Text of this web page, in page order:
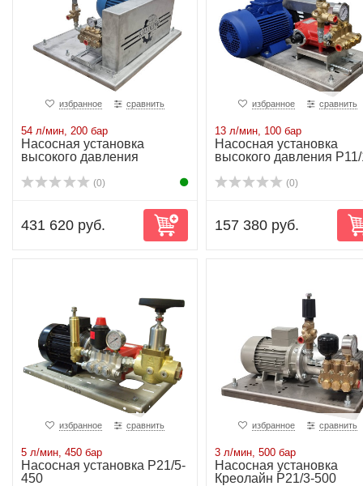
избранное сравнить
54 л/мин, 200 бар
Насосная установка
высокого давления
(0)
431 620 руб.
избранное сравнить
13 л/мин, 100 бар
Насосная установка
высокого давления
(0)
157 380 руб.
избранное сравнить
5 л/мин, 450 бар
Насосная установка P21/5-
450
избранное сравнить
3 л/мин, 500 бар
Насосная установка
Креолайн P21/3-500